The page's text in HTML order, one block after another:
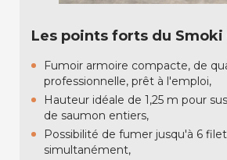
Les points forts du Smoki
Fumoir armoire compacte, de
professionnelle, prêt à l'emploi,
Hauteur idéale de 1,25 m pour
de saumon entiers,
Possibilité de fumer jusqu'à 6
simultanément,